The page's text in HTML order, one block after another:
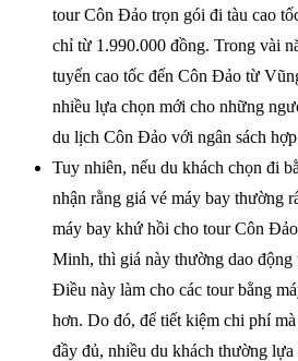
tour Côn Đảo trọn gói đi tàu cao
chỉ từ 1.990.000 đồng. Trong vài
tuyến cao tốc đến Côn Đảo từ
nhiều lựa chọn mới cho những
du lịch Côn Đảo với ngân sách
Tuy nhiên, nếu du khách chọn đi
nhận rằng giá vé máy bay thường
máy bay khứ hồi cho tour Côn
Minh, thì giá này thường dao
Điều này làm cho các tour bằng
hơn. Do đó, để tiết kiệm chi phí
đầy đủ, nhiều du khách thường